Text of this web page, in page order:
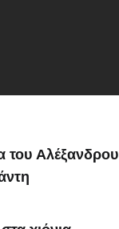
του Αλέξανδρου